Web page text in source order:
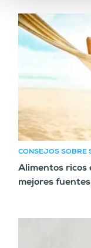
CONSEJOS SOBRE
Alimentos ricos
mejores